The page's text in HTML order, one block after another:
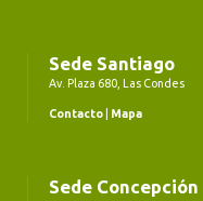
Sede Santiago
Av. Plaza 680, Las Condes
Contacto Mapa
Sede Concepción